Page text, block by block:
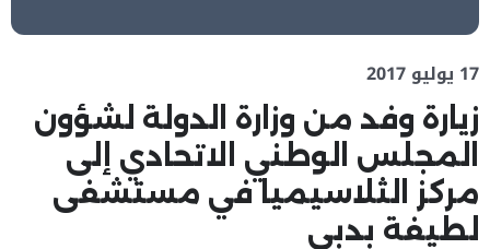
17 يوليو 2017
زيارة وفد من وزارة الدولة لشؤون
المجلس الوطني الاتحادي إلى
مركز الثلاسيميا في مستشفى
لطيفة بدبي